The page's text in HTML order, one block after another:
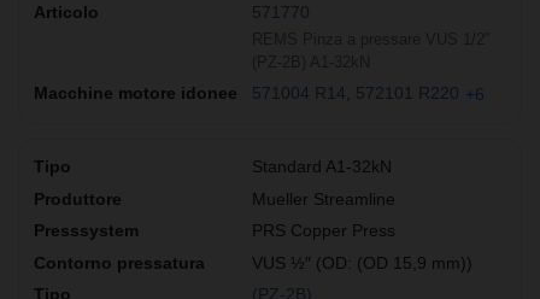
571770
571004 R14 572101 R220 +6
Standard A1-32kN
Mueller Streamline
PRS Copper Press
VUS ½″ (OD: (OD 15,9 mm))
(PZ-2B)